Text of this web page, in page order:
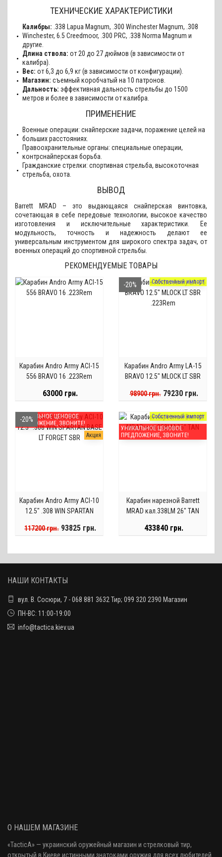
ТЕХНИЧЕСКИЕ ХАРАКТЕРИСТИКИ
Калибры: .338 Lapua Magnum, .300 Winchester Magnum, .308
Winchester, 6.5 Creedmoor, .300 PRC, .338 Norma Magnum и
другие.
Длина ствола: от 20 до 27 дюймов (в зависимости от
калибра).
Вес: от 6,3 до 6,9 кг (в зависимости от конфигурации).
Магазин: съемный коробчатый на 10 патронов.
Дальность: эффективная дальность стрельбы до 1500
метров и более в зависимости от калибра.
ПРИМЕНЕНИЕ
Военные операции: снайперские задачи, поражение целей на
больших расстояниях.
Правоохранительные органы: специальные операции,
контрснайперская борьба.
Гражданские стрелки: спортивная стрельба, высокоточная
стрельба, охота.
ВЫВОД
Barrett MRAD – это выдающаяся снайперская винтовка,
сочетающая в себе передовые технологии, высокое качество
изготовления и исключительные характеристики. Ее
модульность, точность и надежность делают ее
универсальным инструментом для широкого спектра задач, от
военных операций до спортивной стрельбы.
РЕКОМЕНДУЕМЫЕ ТОВАРЫ
Карабин Andro Army ACI-15
556 BRAVO 16 .223Rem
63000 грн.
Собственный импорт
-20%
Карабин Andro Army LA-15
BRAVO 12.5" MLOCK LT SBR
98900 грн. 79230 грн.
УНИКАЛЬНОЕ ЦЕНОВОЕ
ПРЕДЛОЖЕНИЕ, ЗВОНИТЕ!
Акция
-20%
Карабин Andro Army ACI-10
12.5" .308 WIN SPARTAN
117200 грн. 93825 грн.
Собственный импорт
УНИКАЛЬНОЕ ЦЕНОВОЕ
ПРЕДЛОЖЕНИЕ, ЗВОНИТЕ!
Карабин нарезной Barrett
MRAD кал.338LM 26" TAN
433840 грн.
НАШИ КОНТАКТЫ
вул. В. Сосюри, 7 - 068 881 3632 Тир; 099 320 2390 Магазин
ПН-ВС: 11:00-19:00
info@tactica.kiev.ua
О НАШЕМ МАГАЗИНЕ
«TacticA» — украинский оружейный магазин и стрелковый тир,
открытый в Киеве истинными знатоками оружия для всех любителей